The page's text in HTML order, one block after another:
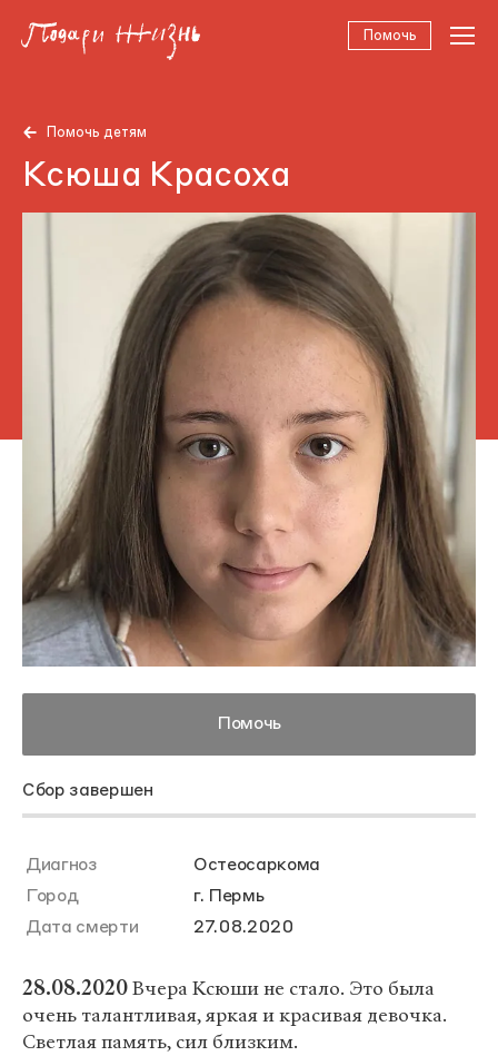
Помочь
Помочь детям
Ксюша Красоха
Помочь
Сбор завершен
Диагноз
Остеосаркома
Город
г. Пермь
Дата смерти
27.08.2020
28.08.2020Вчера Ксюши не стало. Это была
очень талантливая, яркая и красивая девочка.
Светлая память, сил близким.